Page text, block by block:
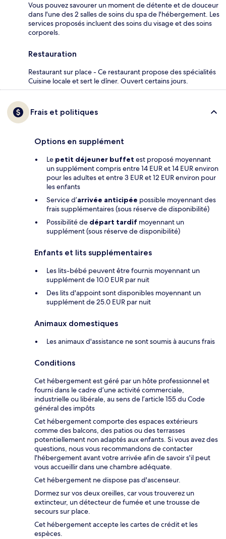
Vous pouvez savourer un moment de détente et de douceur
dans l'une des 2 salles de soins du spa de l'hébergement. Les
services proposés incluent des soins du visage et des soins
corporels.
Restauration
Restaurant sur place - Ce restaurant propose des spécialités
Cuisine locale et sert le dîner. Ouvert certains jours.
Frais et politiques
Options en supplément
Le petit déjeuner buffet est proposé moyennant
un supplément compris entre 14 EUR et 14 EUR environ
pour les adultes et entre 3 EUR et 12 EUR environ pour
les enfants
Service d’arrivée anticipée possible moyennant des
frais supplémentaires (sous réserve de disponibilité)
Possibilité de départ tardif moyennant un
supplément (sous réserve de disponibilité)
Enfants et lits supplémentaires
Les lits-bébé peuvent être fournis moyennant un
supplément de 10.0 EUR par nuit
Des lits d'appoint sont disponibles moyennant un
supplément de 25.0 EUR par nuit
Animaux domestiques
Les animaux d'assistance ne sont soumis à aucuns frais
Conditions
Cet hébergement est géré par un hôte professionnel et
fourni dans le cadre d’une activité commerciale,
industrielle ou libérale, au sens de l’article 155 du Code
général des impôts
Cet hébergement comporte des espaces extérieurs
comme des balcons, des patios ou des terrasses
potentiellement non adaptés aux enfants. Si vous avez des
questions, nous vous recommandons de contacter
l'hébergement avant votre arrivée afin de savoir s'il peut
vous accueillir dans une chambre adéquate.
Cet hébergement ne dispose pas d'ascenseur.
Dormez sur vos deux oreilles, car vous trouverez un
extincteur, un détecteur de fumée et une trousse de
secours sur place.
Cet hébergement accepte les cartes de crédit et les
espèces.